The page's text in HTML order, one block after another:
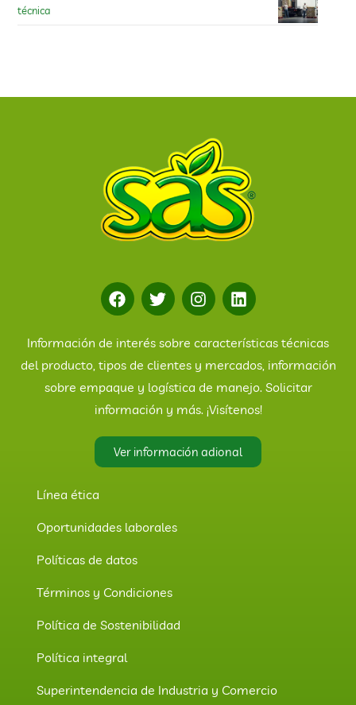
técnica
Información de interés sobre características técnicas
del producto, tipos de clientes y mercados, información
sobre empaque y logística de manejo. Solicitar
información y más. ¡Visítenos!
Ver información adional
Línea ética
Oportunidades laborales
Políticas de datos
Términos y Condiciones
Política de Sostenibilidad
Política integral
Superintendencia de Industria y Comercio